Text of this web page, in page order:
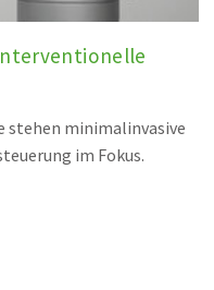
stehen minimalinvasive
im Fokus.